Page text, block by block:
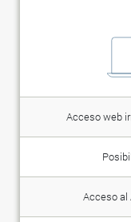
Acceso web
Acceso al